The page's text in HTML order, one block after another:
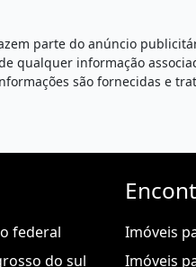
parte do anúncio
qualquer informação
são fornecidas e
federal
do sul
Imóveis
Imóveis